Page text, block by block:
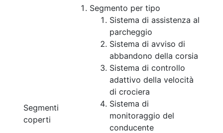
Segmenti
coperti
Segmento per tipo
Sistema di assistenza al
parcheggio
Sistema di avviso di
abbandono della corsia
Sistema di controllo
adattivo della velocità
di crociera
Sistema di
monitoraggio del
conducente